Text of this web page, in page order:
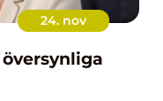
24. nov